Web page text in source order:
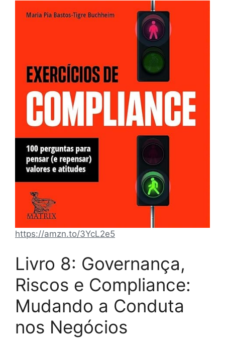
https://amzn.to/3YcL2e5
Livro 8: Governança,
Riscos e Compliance:
Mudando a Conduta
nos Negócios